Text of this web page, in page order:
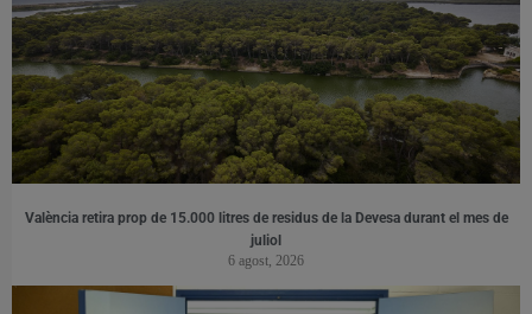
València retira prop de 15.000 litres de residus de la Devesa durant el mes de
juliol
6 agost, 2026